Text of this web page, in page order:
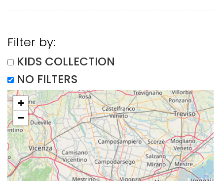
Filter by:
KIDS COLLECTION
NO FILTERS
+
−